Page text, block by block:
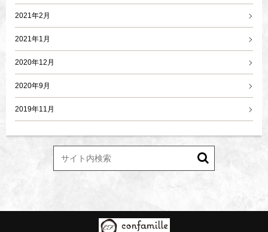
2021年2月
2021年1月
2020年12月
2020年9月
2019年11月